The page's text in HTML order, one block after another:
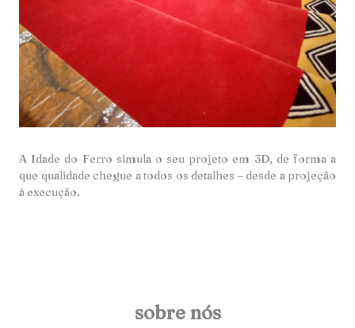
A Idade do Ferro simula o seu projeto em 3D, de forma a
que qualidade chegue a todos os detalhes – desde a projeção
à execução.
sobre nós